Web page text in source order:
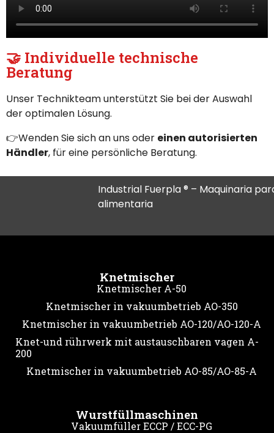
🤝 Individuelle technische
Beratung
Unser Technikteam unterstützt Sie bei der Auswahl
der optimalen Lösung.
👉Wenden Sie sich an uns oder einen autorisierten
Händler, für eine persönliche Beratung.
Industrial Fuerpla ® – Maquinaria
alimentaria
Knetmischer
Knetmischer A-50
Knetmischer in vakuumbetrieb AO-350
Knetmischer in vakuumbetrieb AO-120/AO-120-A
Knet-und rührwerk mit austauschbaren vagen A-
200
Knetmischer in vakuumbetrieb AO-85/AO-85-A
Wurstfüllmaschinen
Vakuumfüller ECCP / ECC-PG